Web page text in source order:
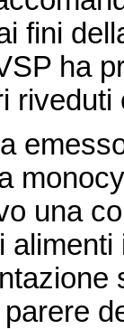
fini
ha
una